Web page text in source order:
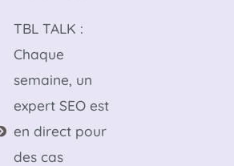
TBL TALK :
Chaque
semaine, un
expert SEO est
en direct pour
des cas